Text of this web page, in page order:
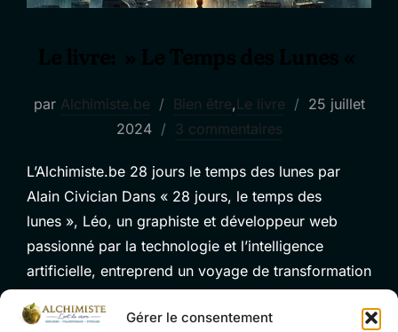
Gérer le consentement
par Alchimiste.be Bien être, Le livre
Publié
25 juillet
2024
3 commentaires
L’Alchimiste.be 28 jours le temps des lunes par
Alain Civician Dans « 28 jours, le temps des
lunes », Léo, un graphiste et développeur web
passionné par la technologie et l’intelligence
artificielle, entreprend un voyage de transformation
personnelle après sa rencontre fortuite avec Vartan
Solstice, l’alchimiste. Ce hasard, s’apparentant à un